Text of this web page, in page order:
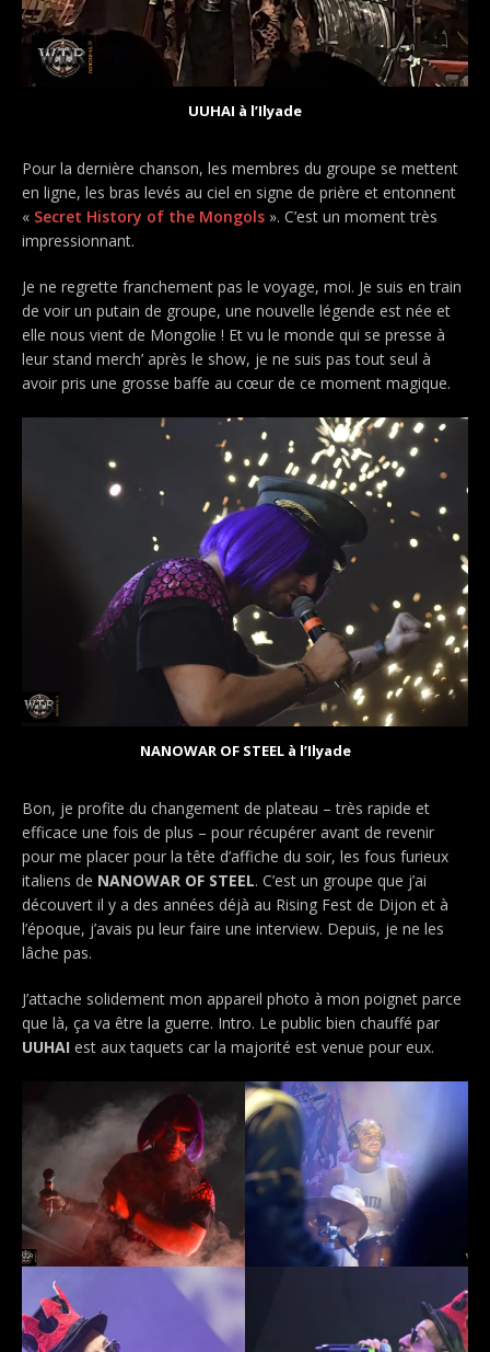
UUHAI à l’Ilyade
Pour la dernière chanson, les membres du groupe se mettent
en ligne, les bras levés au ciel en signe de prière et entonnent
« Secret History of the Mongols ». C’est un moment très
impressionnant.
Je ne regrette franchement pas le voyage, moi. Je suis en train
de voir un putain de groupe, une nouvelle légende est née et
elle nous vient de Mongolie ! Et vu le monde qui se presse à
leur stand merch’ après le show, je ne suis pas tout seul à
avoir pris une grosse baffe au cœur de ce moment magique.
NANOWAR OF STEEL à l’Ilyade
Bon, je profite du changement de plateau – très rapide et
efficace une fois de plus – pour récupérer avant de revenir
pour me placer pour la tête d’affiche du soir, les fous furieux
italiens de NANOWAR OF STEEL. C’est un groupe que j’ai
découvert il y a des années déjà au Rising Fest de Dijon et à
l’époque, j’avais pu leur faire une interview. Depuis, je ne les
lâche pas.
J’attache solidement mon appareil photo à mon poignet parce
que là, ça va être la guerre. Intro. Le public bien chauffé par
UUHAI est aux taquets car la majorité est venue pour eux.